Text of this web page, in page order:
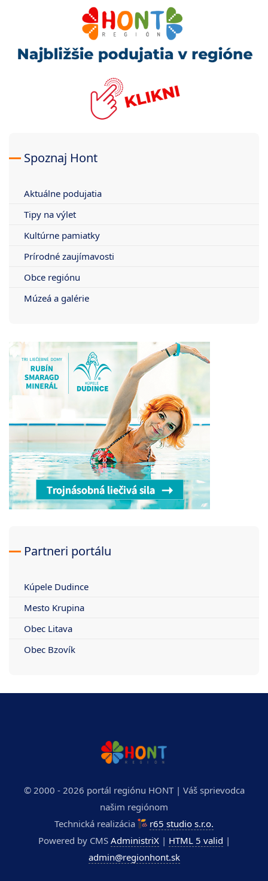
Spoznaj Hont
Aktuálne podujatia
Tipy na výlet
Kultúrne pamiatky
Prírodné zaujímavosti
Obce regiónu
Múzeá a galérie
Partneri portálu
Kúpele Dudince
Mesto Krupina
Obec Litava
Obec Bzovík
© 2000 - 2026 portál regiónu HONT | Váš sprievodca
našim regiónom
Technická realizácia
r65 studio s.r.o.
Powered by CMS AdministriX| HTML 5 valid |
admin@regionhont.sk